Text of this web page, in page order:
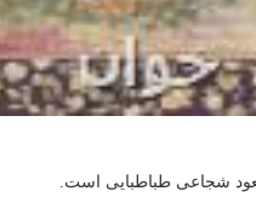
شجاعی طباطبایی است.